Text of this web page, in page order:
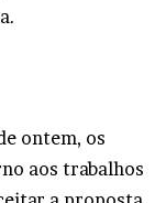
ontem, os
aos trabalhos